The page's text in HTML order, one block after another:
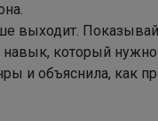
выходит.
который нужно
и объяснила, как